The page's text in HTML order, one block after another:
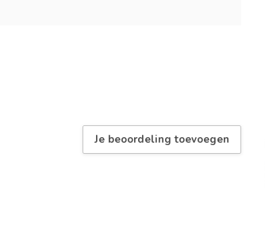
Je beoordeling toevoegen